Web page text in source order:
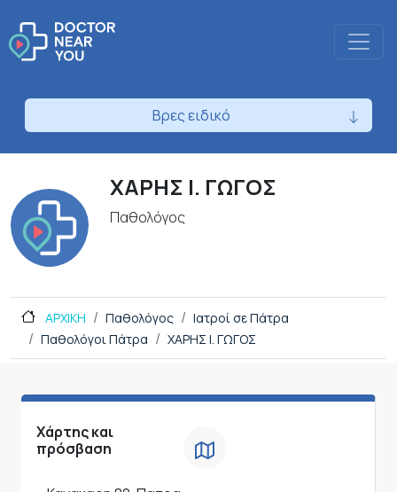
Βρες ειδικό
ΧΑΡΗΣ Ι. ΓΩΓΟΣ
Παθολόγος
ΑΡΧΙΚΗ Παθολόγος
Ιατροί σε Πάτρα
Παθολόγοι Πάτρα
ΧΑΡΗΣ Ι. ΓΩΓΟΣ
Χάρτης και
πρόσβαση